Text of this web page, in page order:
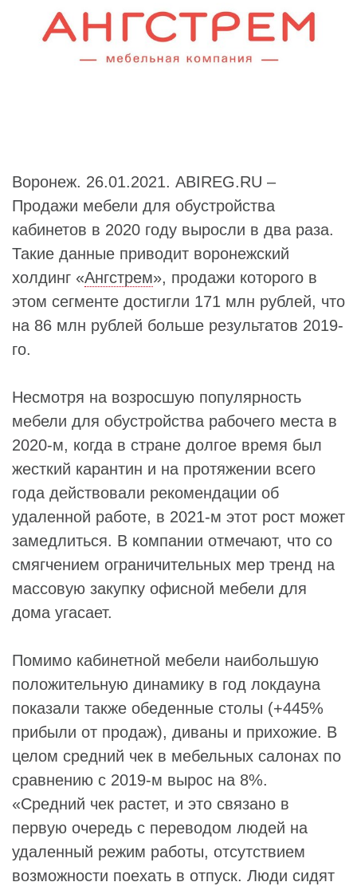
Воронеж. 26.01.2021. ABIREG.RU –
Продажи мебели для обустройства
кабинетов в 2020 году выросли в два раза.
Такие данные приводит воронежский
холдинг «Ангстрем», продажи которого в
этом сегменте достигли 171 млн рублей, что
на 86 млн рублей больше результатов 2019-
го.
Несмотря на возросшую популярность
мебели для обустройства рабочего места в
2020-м, когда в стране долгое время был
жесткий карантин и на протяжении всего
года действовали рекомендации об
удаленной работе, в 2021-м этот рост может
замедлиться. В компании отмечают, что со
смягчением ограничительных мер тренд на
массовую закупку офисной мебели для
дома угасает.
Помимо кабинетной мебели наибольшую
положительную динамику в год локдауна
показали также обеденные столы (+445%
прибыли от продаж), диваны и прихожие. В
целом средний чек в мебельных салонах по
сравнению с 2019-м вырос на 8%.
«Средний чек растет, и это связано в
первую очередь с переводом людей на
удаленный режим работы, отсутствием
возможности поехать в отпуск. Люди сидят